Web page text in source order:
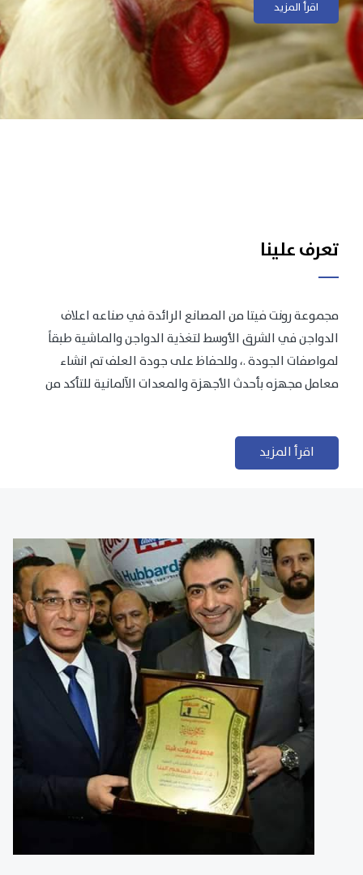
اقرأ المزيد اقرأ المزيد
تعرف علينا
مجموعة رونت فيتا من المصانع الرائدة في صناعه اعلاف
الدواجن في الشرق الأوسط لتغذية الدواجن والماشية طبقاً
لمواصفات الجودة .، وللحفاظ على جودة العلف تم انشاء
معامل مجهزه بأحدث الأجهزة والمعدات الآلمانية للتأكد من
اقرأ المزيد